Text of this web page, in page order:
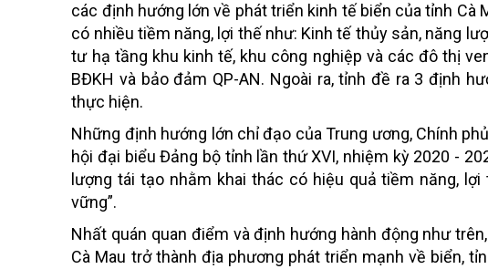
các định hướng lớn về phát triển kinh tế biển của tỉnh Cà
có nhiều tiềm năng, lợi thế như: Kinh tế thủy sản, năng
tư hạ tầng khu kinh tế, khu công nghiệp và các đô thị
BĐKH và bảo đảm QP-AN. Ngoài ra, tỉnh đề ra 3 định
thực hiện.
Những định hướng lớn chỉ đạo của Trung ương, Chính
hội đại biểu Đảng bộ tỉnh lần thứ XVI, nhiệm kỳ 2020 -
lượng tái tạo nhằm khai thác có hiệu quả tiềm năng,
vững”.
Nhất quán quan điểm và định hướng hành động như
Cà Mau trở thành địa phương phát triển mạnh về biển,